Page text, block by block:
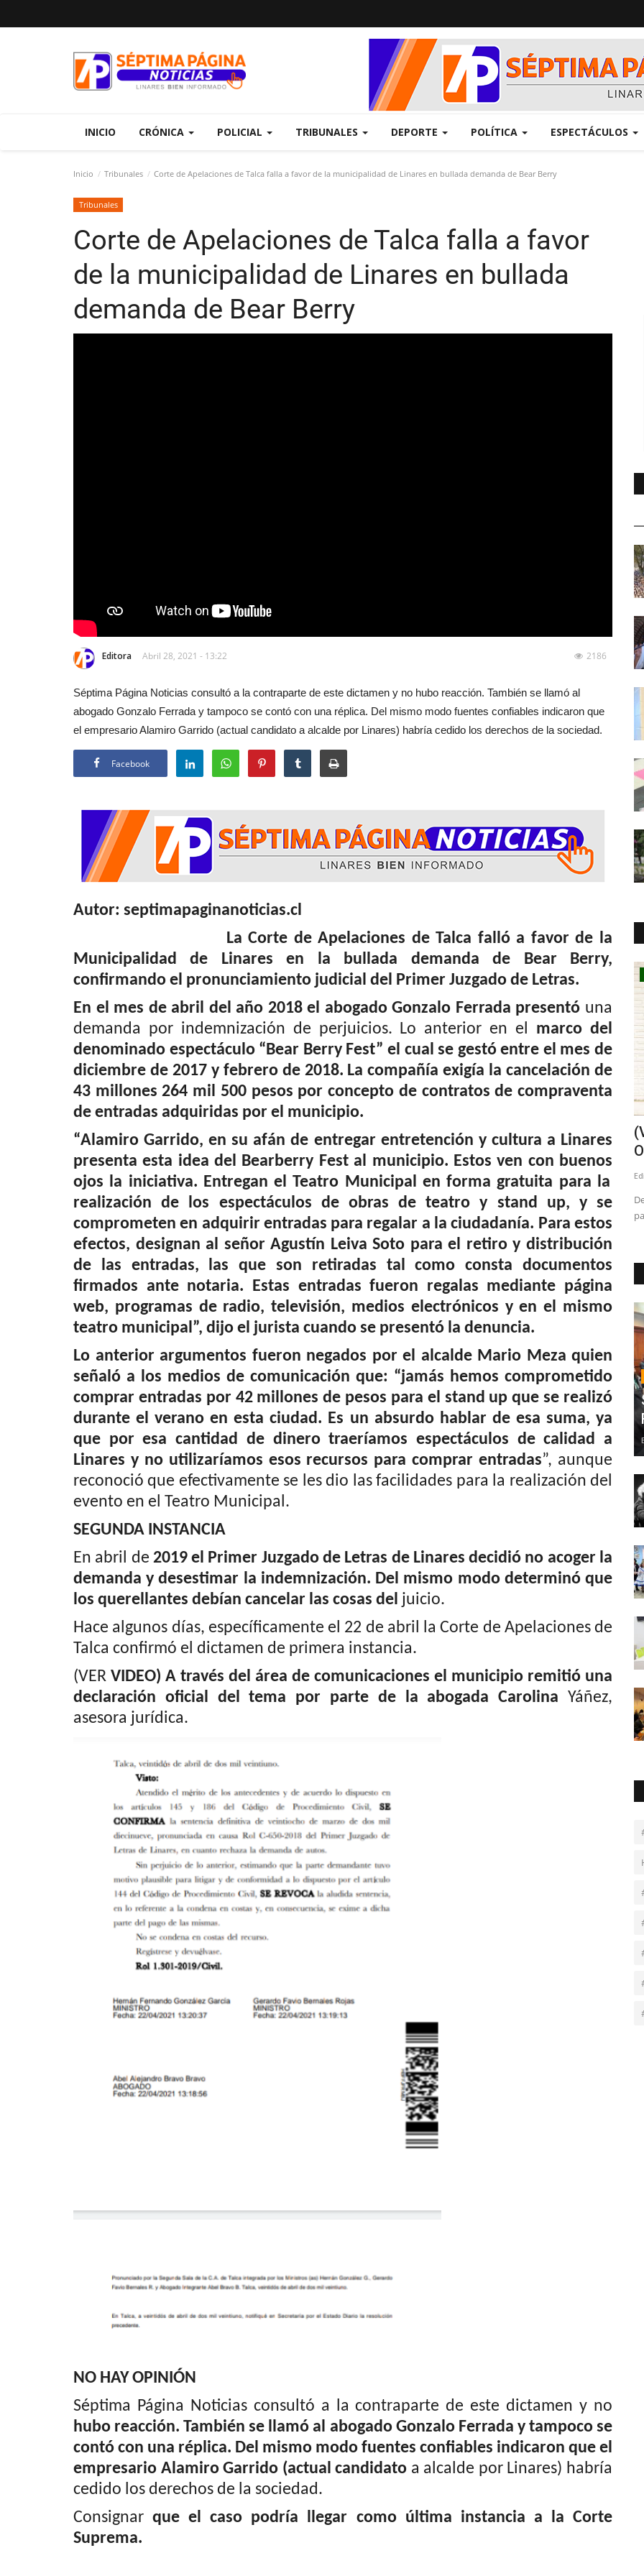
INICIO CRÓNICA POLICIAL TRIBUNALES DEPORTE POLÍTICA ESPECTÁCULOS
Inicio Tribunales Corte de Apelaciones de Talca falla a favor de la municipalidad de Linares en bullada demanda de Bear Berry
Tribunales
Corte de Apelaciones de Talca falla a favor
de la municipalidad de Linares en bullada
demanda de Bear Berry
Editora Abril 28, 2021 - 13:22 2186
Séptima Página Noticias consultó a la contraparte de este dictamen y no hubo reacción. También se llamó al
abogado Gonzalo Ferrada y tampoco se contó con una réplica. Del mismo modo fuentes confiables indicaron que
el empresario Alamiro Garrido (actual candidato a alcalde por Linares) habría cedido los derechos de la sociedad.
Facebook
Autor: septimapaginanoticias.cl
La Corte de Apelaciones de Talca falló a favor de la
Municipalidad de Linares en la bullada demanda de Bear Berry,
confirmando el pronunciamiento judicial del Primer Juzgado de Letras.
En el mes de abril del año 2018 el abogado Gonzalo Ferrada presentó una
demanda por indemnización de perjuicios. Lo anterior en el marco del
denominado espectáculo “Bear Berry Fest” el cual se gestó entre el mes de
diciembre de 2017 y febrero de 2018. La compañía exigía la cancelación de
43 millones264 mil 500pesos por concepto de contratos de compraventa
de entradas adquiridas por el municipio.
“Alamiro Garrido, en su afán de entregar entretención y cultura a Linares
presenta esta idea del Bearberry Fest al municipio. Estos ven con buenos
ojos la iniciativa. Entregan el Teatro M unicipal en forma gratuita para la
real ización de los espectáculos de obras de teatro y stand up, yse
comprometen en adquirir entradas para regalar a la ciudadanía. Para estos
efectos, designan al señor Agustín Leiva Soto para el retiro y distribución
de las entradas, las que son retiradas tal como consta documentos
firmados ante notaria. Estas entradas fueron regalas mediante página
web, programas de radio, televisión, medios electrónicos y en el mismo
teatro municipal ”, dijo el jurista cuando se presentó la denuncia.
Lo anterior argumentos fueron negados por el alcalde Mario Meza quien
señaló a los medios de comunicación que: “jamás hemos comprometido
comprar entradas por 42 millones de pesos para el stand up que se realizó
durante el verano en esta ciudad . Es un absurdo hablar de esa suma, ya
que por esa cantidad de dinero traeríamos espectáculos de calidad a
Linares y no utilizaríamos esos recursos para comprar entradas”, aunque
reconoció que efectivamente se les dio las facilidades para la realización del
evento en el Teatro Municipal.
SEGUNDA INSTANCIA
En abril de 2019 el Primer Juzgado de Letras de Linares decidió no acoger la
demanda y desestimar la indemnización. Del mismo modo determinó que
los querellantes debían cancelar las cosas del juicio.
Hace algunos días, específicamente el 22 de abril la Corte de Apelaciones de
Talca confirmó el dictamen de primera instancia.
(VER VIDEO) A través del área de comunicaciones el municipio remitió una
declaración oficial del tema por parte de la abogada Carolina Yáñez,
asesora jurídica.
NO HAY OPINIÓN
Séptima Página Noticias consultó a la contraparte de este dictamen y no
hubo reacción. También se llamó al abogado Gonzalo Ferrada y tampoco se
contó con una réplica. Del mismo modo fuentes confiables indicaron que el
empresario Alamiro Garrido (actual candidato a alcalde por Linares) habría
cedido los derechos de la sociedad.
Consignarque el caso podría llegar como última instancia a la Corte
Suprema.
Cristián
titulado “Más
Política
Ex dirigente de RN cuestiona a concejal
Pamela Ávila tras...
Editora Agosto 2, 2026 498
"Sin duda y es loable y función principal el deber por ley de
todo concejal la función...
Deporte
(VIDEO) Los albirrojos apoyarán a la
Orquesta Sinfónica...
Editora Junio 11, 2026 299
Deportes Linares destinará parte de la recaudación del
partido que disputará ante...